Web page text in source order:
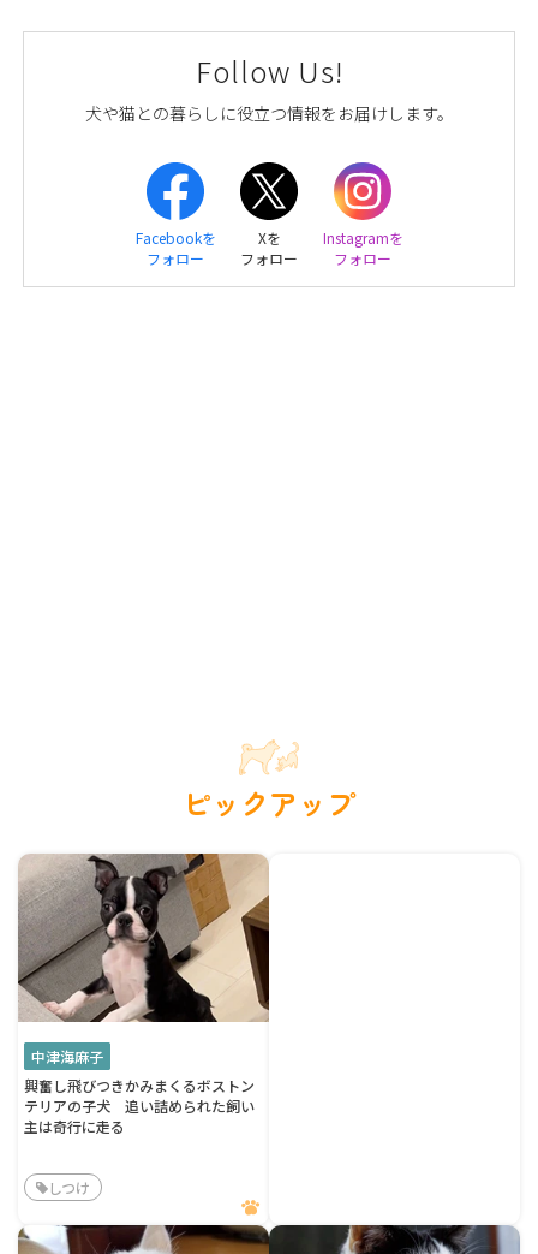
Follow Us!
犬や猫との暮らしに役立つ情報をお届けします。
Facebookを
フォロー
Xを
フォロー
Instagramを
フォロー
ピックアップ
中津海麻子
興奮し飛びつきかみまくるボストン
テリアの子犬 追い詰められた飼い
主は奇行に走る
しつけ